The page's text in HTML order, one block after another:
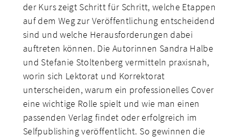
der Kurs zeigt Schritt für Schritt, welche Etappen
auf dem Weg zur Veröffentlichung entscheidend
sind und welche Herausforderungen dabei
auftreten können. Die Autorinnen Sandra Halbe
und Stefanie Stoltenberg vermitteln praxisnah,
worin sich Lektorat und Korrektorat
unterscheiden, warum ein professionelles Cover
eine wichtige Rolle spielt und wie man einen
passenden Verlag findet oder erfolgreich im
Selfpublishing veröffentlicht. So gewinnen die